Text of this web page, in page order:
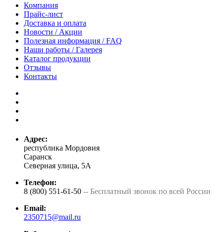
Компания
Прайс-лист
Доставка и оплата
Новости / Акции
Полезная информация / FAQ
Наши работы / Галерея
Каталог продукции
Отзывы
Контакты
Адрес:
республика Мордовия
Саранск
Северная улица, 5А
Телефон:
8 (800) 551-61-50 -- Бесплатный звонок по всей России
Email:
2350715@mail.ru